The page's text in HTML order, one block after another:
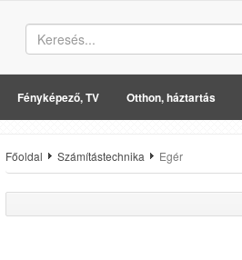
Fényképező, TV Otthon, háztartás
Főoldal Számítástechnika Egér